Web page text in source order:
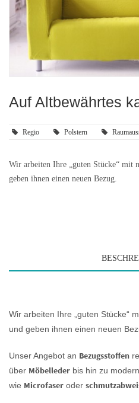
Auf Altbewährtes
Regio Polstern
Wir arbeiten Ihre „guten Stücke“ mit
geben ihnen einen neuen Bezug.
Wir arbeiten Ihre „guten Stücke“
und geben ihnen einen neuen
Unser Angebot an Bezugsstoffen
über Möbelleder bis hin zu
wie Microfaser oder